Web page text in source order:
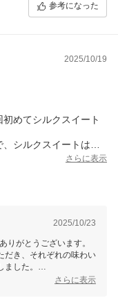
すが、いただいたご意見
参考になった
2025/10/19
めてシルクスイート
シルクスイートはそ
れでもしっかり甘さが
紅はるかは「いい意
でシルクスイートは
りづらいですが笑)
スイーツみたいなねっ
さらに表示
2025/10/23
りがとうございます。
だき、それぞれの味わい
した。
＝美味しい焼き芋」との
さらに表示